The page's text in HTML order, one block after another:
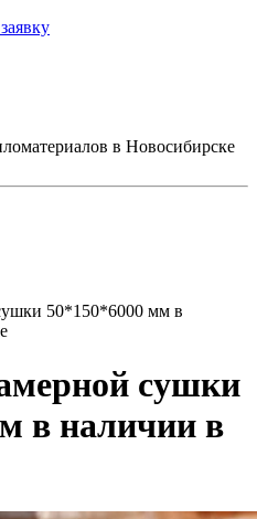
в Новосибирске
50*150*6000 мм в
сушки
в наличии в